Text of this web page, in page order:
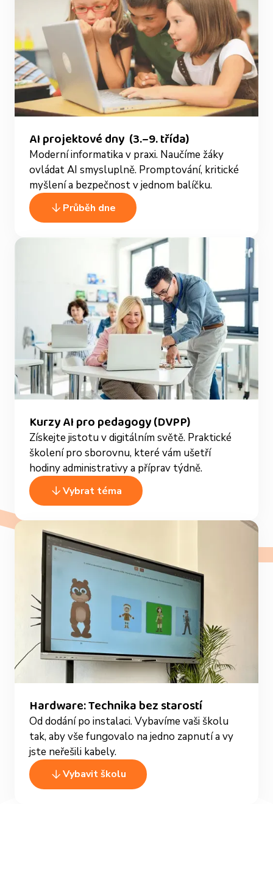
AI projektové dny (3.–9. třída)
Moderní informatika v praxi. Naučíme žáky
ovládat AI smysluplně. Promptování, kritické
myšlení a bezpečnost v jednom balíčku.
Průběh dne
Kurzy AI pro pedagogy (DVPP)
Získejte jistotu v digitálním světě. Praktické
školení pro sborovnu, které vám ušetří
hodiny administrativy a příprav týdně.
Vybrat téma
Hardware: Technika bez starostí
Od dodání po instalaci. Vybavíme vaši školu
tak, aby vše fungovalo na jedno zapnutí a vy
jste neřešili kabely.
Vybavit školu